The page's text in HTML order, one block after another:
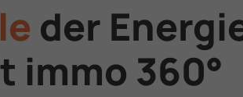
der
immo 360°